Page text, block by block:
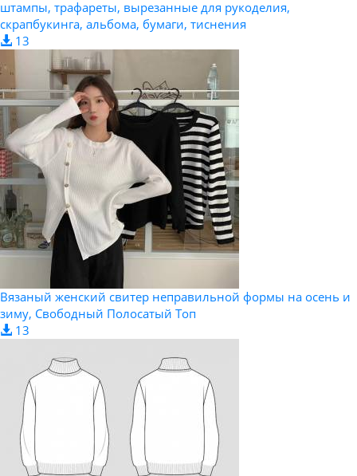
штампы, трафареты, вырезанные для рукоделия,
скрапбукинга, альбома, бумаги, тиснения
13
Вязаный женский свитер неправильной формы на осень и
зиму, Свободный Полосатый Топ
13